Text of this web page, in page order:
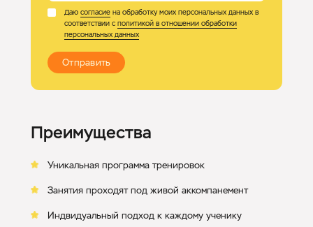
Даю согласие на обработку моих персональных данных в
соответствии с политикой в отношении обработки
персональных данных
Отправить
Преимущества
Уникальная программа тренировок
Занятия проходят под живой аккомпанемент
Индвидуальный подход к каждому ученику